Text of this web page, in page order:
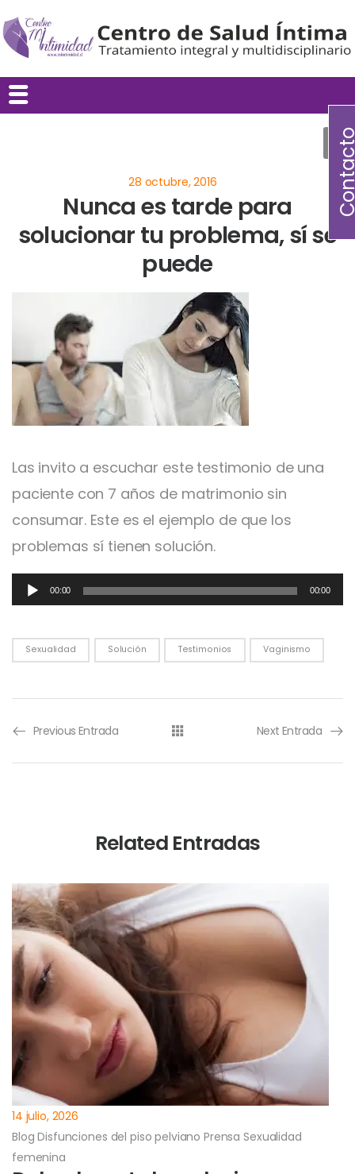
Nunca es tarde para
solucionar tu problema, sí se
puede
Las invito a escuchar este testimonio de una
paciente con 7 años de matrimonio sin
consumar. Este es el ejemplo de que los
problemas sí tienen solución.
Reproductor
de
00:00 00:00
Sexualidad Solución Testimonios Vaginismo
Previous Entrada Next Entrada
Related Entradas
14 julio, 2026
Blog Disfunciones del piso pelviano Prensa Sexualidad
femenina